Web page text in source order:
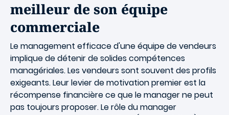
meilleur de son équipe
commerciale
Le management efficace d'une équipe de vendeurs
implique de détenir de solides compétences
managériales. Les vendeurs sont souvent des profils
exigeants. Leur levier de motivation premier est la
récompense financière ce que le manager ne peut
pas toujours proposer. Le rôle du manager